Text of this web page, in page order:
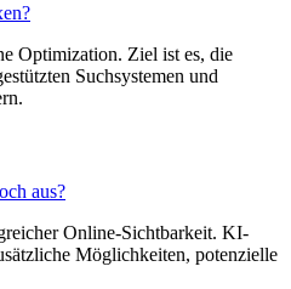
Optimization. Ziel ist es, die
Suchsystemen und
aus?
Online-Sichtbarkeit. KI-
Möglichkeiten, potenzielle